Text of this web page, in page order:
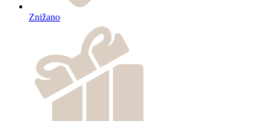
Znižano